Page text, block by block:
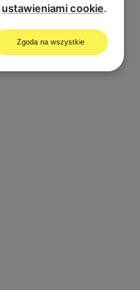
ustawieniami cookie.
Zgoda na wszystkie